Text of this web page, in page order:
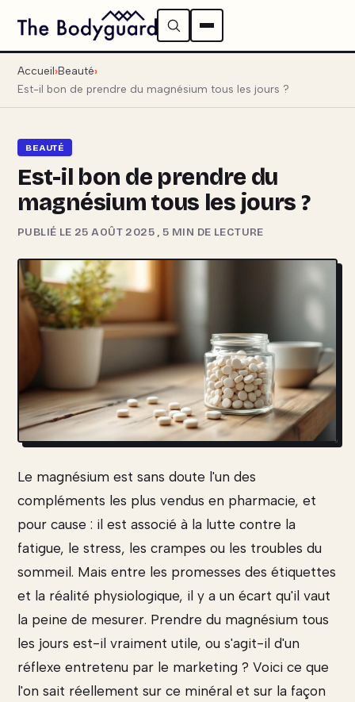
Accueil Beauté
Est-il bon de prendre du magnésium tous les jours ?
BEAUTÉ
Est-il bon de prendre du
magnésium tous les jours ?
PUBLIÉ LE 25 AOÛT 2025 , 5 MIN DE LECTURE
Le magnésium est sans doute l'un des
compléments les plus vendus en pharmacie, et
pour cause : il est associé à la lutte contre la
fatigue, le stress, les crampes ou les troubles du
sommeil. Mais entre les promesses des étiquettes
et la réalité physiologique, il y a un écart qu'il vaut
la peine de mesurer. Prendre du magnésium tous
les jours est-il vraiment utile, ou s'agit-il d'un
réflexe entretenu par le marketing ? Voici ce que
l'on sait réellement sur ce minéral et sur la façon